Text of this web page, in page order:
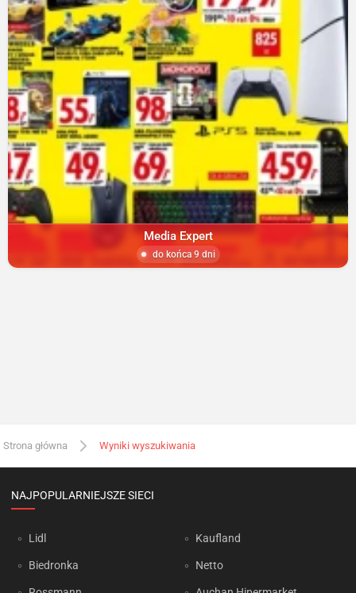
Media Expert
do końca 9 dni
Strona główna Wyniki wyszukiwania
NAJPOPULARNIEJSZE SIECI
Lidl
Biedronka
Kaufland
Netto